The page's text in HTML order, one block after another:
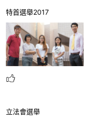
特首選舉2017
立法會選舉